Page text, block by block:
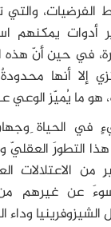
الفرضيات، والتي
يمكنهم
في حين أنّ هذه
إلا أنها
هو ما يُميّز الوعي
في الحياة
التطورَ العقليّ
من الاعتلالات
عن غيرهم من
وداء